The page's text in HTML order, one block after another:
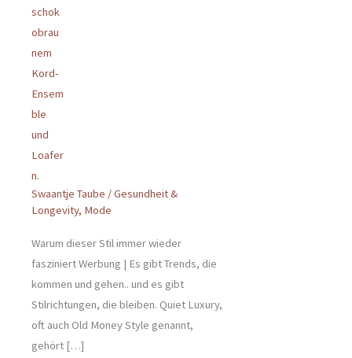
Swaantje Taube /Gesundheit &
Longevity, Mode
Warum dieser Stil immer wieder
fasziniert Werbung | Es gibt Trends, die
kommen und gehen.. und es gibt
Stilrichtungen, die bleiben. Quiet Luxury,
oft auch Old Money Style genannt,
gehört […]